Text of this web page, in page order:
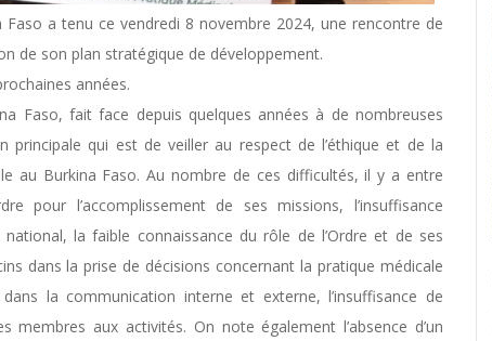
Faso a tenu ce vendredi 8 novembre 2024, une rencontre de
de son plan stratégique de développement.
années.
Faso, fait face depuis quelques années à de nombreuses
principale qui est de veiller au respect de l’éthique et de la
au Burkina Faso. Au nombre de ces difficultés, il y a entre
pour l’accomplissement de ses missions, l’insuffisance
la faible connaissance du rôle de l’Ordre et de ses
dans la prise de décisions concernant la pratique médicale
la communication interne et externe, l’insuffisance de
aux activités. On note également l’absence d’un